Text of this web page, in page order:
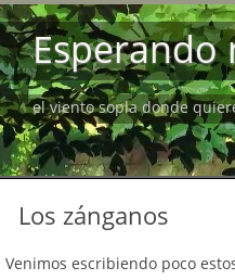
Esperando
el viento sopla donde
Los zánganos
Venimos escribiendo poco